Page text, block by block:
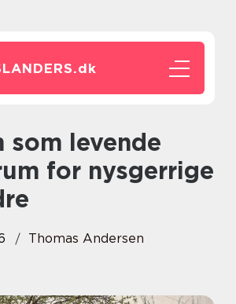
dk
for nysgerrige
Thomas Andersen